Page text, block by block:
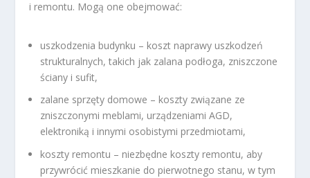
i remontu. Mogą one obejmować:
uszkodzenia budynku – koszt naprawy uszkodzeń
strukturalnych, takich jak zalana podłoga, zniszczone
ściany i sufit,
zalane sprzęty domowe – koszty związane ze
zniszczonymi meblami, urządzeniami AGD,
elektroniką i innymi osobistymi przedmiotami,
koszty remontu – niezbędne koszty remontu, aby
przywrócić mieszkanie do pierwotnego stanu, w tym